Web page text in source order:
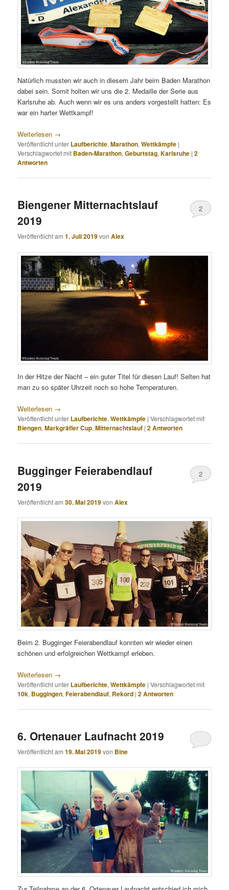
Natürlich mussten wir auch in diesem Jahr beim Baden Marathon
dabei sein. Somit holten wir uns die 2. Medaille der Serie aus
Karlsruhe ab. Auch wenn wir es uns anders vorgestellt hatten: Es
war ein harter Wettkampf!
Weiterlesen →
Veröffentlicht unter Laufberichte,Marathon,Wettkämpfe |
Verschlagwortet mit Baden-Marathon,Geburtstag,Karlsruhe |2
Antworten
Biengener Mitternachtslauf
2019
Veröffentlicht am1. Juli 2019vonAlex
2
In der Hitze der Nacht – ein guter Titel für diesen Lauf! Selten hat
man zu so später Uhrzeit noch so hohe Temperaturen.
Weiterlesen →
Veröffentlicht unter Laufberichte,Wettkämpfe |Verschlagwortet mit
Biengen,Markgräfler Cup,Mitternachtslauf |2Antworten
Bugginger Feierabendlauf
2019
Veröffentlicht am30. Mai 2019vonAlex
2
Beim 2. Bugginger Feierabendlauf konnten wir wieder einen
schönen und erfolgreichen Wettkampf erleben.
Weiterlesen →
Veröffentlicht unter Laufberichte,Wettkämpfe |Verschlagwortet mit
10k, Buggingen,Feierabendlauf, Rekord |2Antworten
6. Ortenauer Laufnacht 2019
Veröffentlicht am19. Mai 2019von Bine